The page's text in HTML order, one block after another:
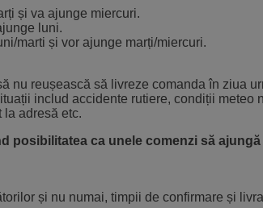
și va ajunge miercuri.
luni.
marti și vor ajunge marți/miercuri.
nu reușească să livreze comanda în ziua
includ accidente rutiere, condiții meteo
adresă etc.
posibilitatea ca unele comenzi să
și nu numai, timpii de confirmare și